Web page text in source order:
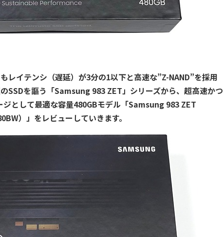
レイテンシ（遅延）が3分の1以下と高速な”Z-NAND”を採用
SSDを謳う「Samsung 983 ZET」シリーズから、超高速かつ
ジとして最適な容量480GBモデル「Samsung 983 ZET
）」をレビューしていきます。